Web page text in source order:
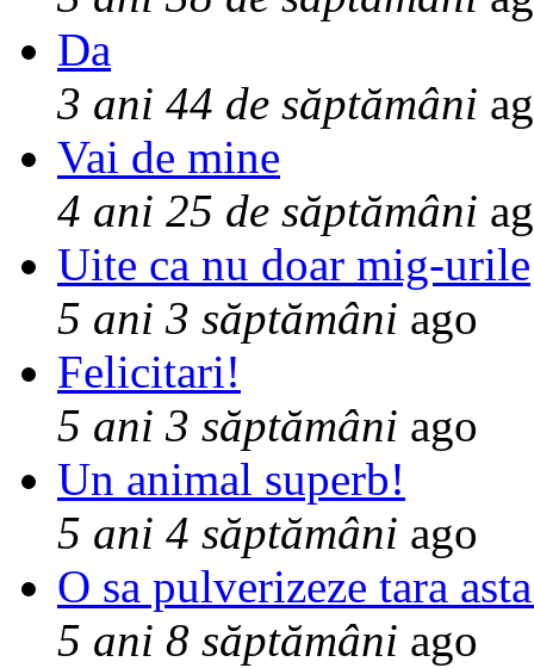
Da
3 ani 44 de săptămâni
Vai de mine
4 ani 25 de săptămâni
Uite ca nu doar mig-urile
5 ani 3 săptămâni ago
Felicitari!
5 ani 3 săptămâni ago
Un animal superb!
5 ani 4 săptămâni ago
O sa pulverizeze tara
5 ani 8 săptămâni ago